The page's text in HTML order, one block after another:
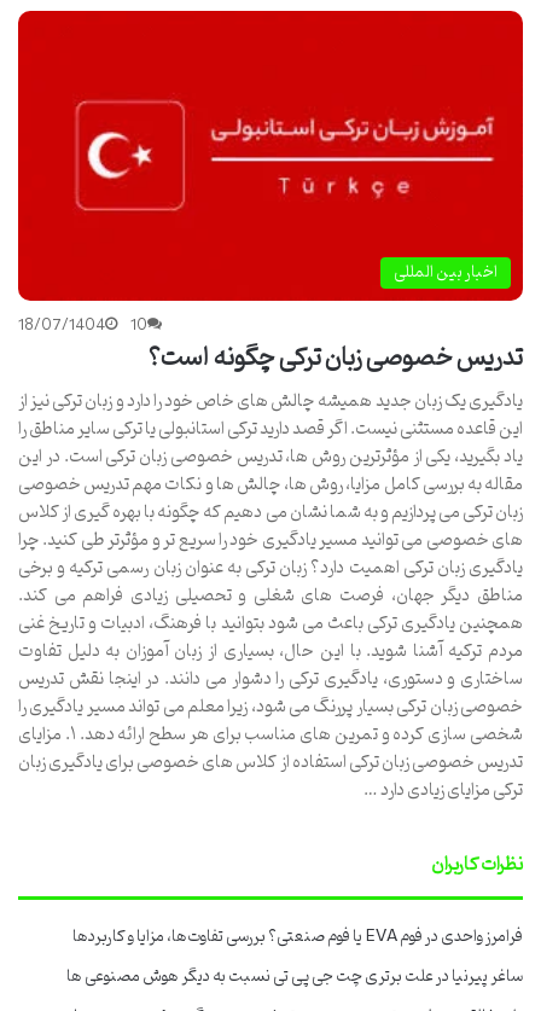
اخبار بین المللی
18/07/1404 10
تدریس خصوصی زبان ترکی چگونه است؟
یادگیری یک زبان جدید همیشه چالش های خاص خود را دارد و زبان ترکی نیز از
این قاعده مستثنی نیست. اگر قصد دارید ترکی استانبولی یا ترکی سایر مناطق را
یاد بگیرید، یکی از مؤثرترین روش ها، تدریس خصوصی زبان ترکی است. در این
مقاله به بررسی کامل مزایا، روش ها، چالش ها و نکات مهم تدریس خصوصی
زبان ترکی می پردازیم و به شما نشان می دهیم که چگونه با بهره گیری از کلاس
های خصوصی می توانید مسیر یادگیری خود را سریع تر و مؤثرتر طی کنید. چرا
یادگیری زبان ترکی اهمیت دارد؟ زبان ترکی به عنوان زبان رسمی ترکیه و برخی
مناطق دیگر جهان، فرصت های شغلی و تحصیلی زیادی فراهم می کند.
همچنین یادگیری ترکی باعث می شود بتوانید با فرهنگ، ادبیات و تاریخ غنی
مردم ترکیه آشنا شوید. با این حال، بسیاری از زبان آموزان به دلیل تفاوت
ساختاری و دستوری، یادگیری ترکی را دشوار می دانند. در اینجا نقش تدریس
خصوصی زبان ترکی بسیار پررنگ می شود، زیرا معلم می تواند مسیر یادگیری را
شخصی سازی کرده و تمرین های مناسب برای هر سطح ارائه دهد. ۱. مزایای
تدریس خصوصی زبان ترکی استفاده از کلاس های خصوصی برای یادگیری زبان
ترکی مزایای زیادی دارد …
نظرات کاربران
فرامرز واحدیدرفوم EVA یا فوم صنعتی؟ بررسی تفاوت‌ها، مزایا و کاربردها
ساغر پیرنیادرعلت برتری چت جی پی تی نسبت به دیگر هوش مصنوعی ها